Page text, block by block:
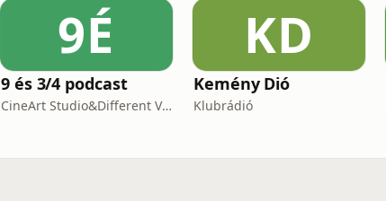
9É
9 és 3/4 podcast
CineArt Studio&Different View Production
KD
Kemény Dió
Klubrádió